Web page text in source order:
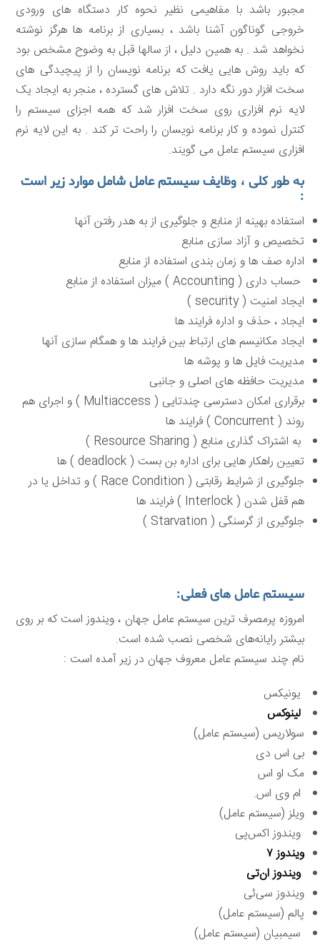
مجبور باشد با مفاهیمی نظیر نحوه کار دستگاه های ورودی
خروجی گوناگون آشنا باشد ، بسیاری از برنامه ها هرگز نوشته
نخواهد شد . به همین دلیل ، از سالها قبل به وضوح مشخص بود
که باید روش هایی یافت که برنامه نویسان را از پیچیدگی های
سخت افزار دور نگه دارد . تلاش های گسترده ، منجر به ایجاد یک
لایه نرم افزاری روی سخت افزار شد که همه اجزای سیستم را
کنترل نموده و کار برنامه نویسان را راحت تر کند . به این لایه نرم
افزاری سیستم عامل می گویند.
به طور کلی ، وظایف سیستم عامل شامل موارد زیر است
:
استفاده بهینه از منابع و جلوگیری از به هدر رفتن آنها
تخصیص و آزاد سازی منابع
اداره صف ها و زمان بندی استفاده از منابع
حساب داری ( Accounting ) میزان استفاده از منابع
ایجاد امنیت ( security )
ایجاد ، حذف و اداره فرایند ها
ایجاد مکانیسم های ارتباط بین فرایند ها و همگام سازی آنها
مدیریت فایل ها و پوشه ها
مدیریت حافظه های اصلی و جانبی
برقراری امکان دسترسی چندتایی ( Multiaccess ) و اجرای هم
روند ( Concurrent ) فرایند ها
به اشتراک گذاری منابع ( Resource Sharing )
تعیین راهکار هایی برای اداره بن بست ( deadlock ) ها
جلوگیری از شرایط رقابتی ( Race Condition ) و تداخل یا در
هم قفل شدن ( Interlock ) فرایند ها
جلوگیری از گرسنگی ( Starvation )
سیستم عامل های فعلی:
امروزه پرمصرف ترین سیستم عامل جهان ، ویندوز است که بر روی
بیشتر رایانه‌های شخصی نصب شده ‌است.
نام چند ‌سیستم عامل معروف جهان در زیر آمده است :
یونیکس
لینوکس
سولاریس (سیستم عامل)
بی اس دی
مک او اس
ام وی اس.
ویلز (سیستم عامل)
ویندوز اکس‌پی
ویندوز ۷
ویندوز ان‌تی
ویندوز سی‌ئی
پالم (سیستم عامل)
سیمبیان (سیستم عامل)